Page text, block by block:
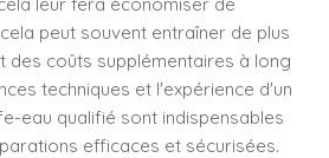
peut souvent entraîner de plus
des coûts supplémentaires à long
techniques et l'expérience d'un
eau qualifié sont indispensables
efficaces et sécurisées.